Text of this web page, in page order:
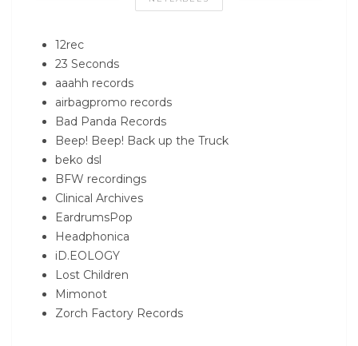
12rec
23 Seconds
aaahh records
airbagpromo records
Bad Panda Records
Beep! Beep! Back up the Truck
beko dsl
BFW recordings
Clinical Archives
EardrumsPop
Headphonica
iD.EOLOGY
Lost Children
Mimonot
Zorch Factory Records